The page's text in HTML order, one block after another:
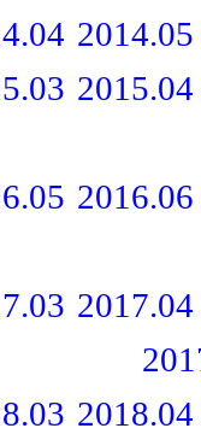
2014.05
2015.04
2016.06
2017.04
2018.04